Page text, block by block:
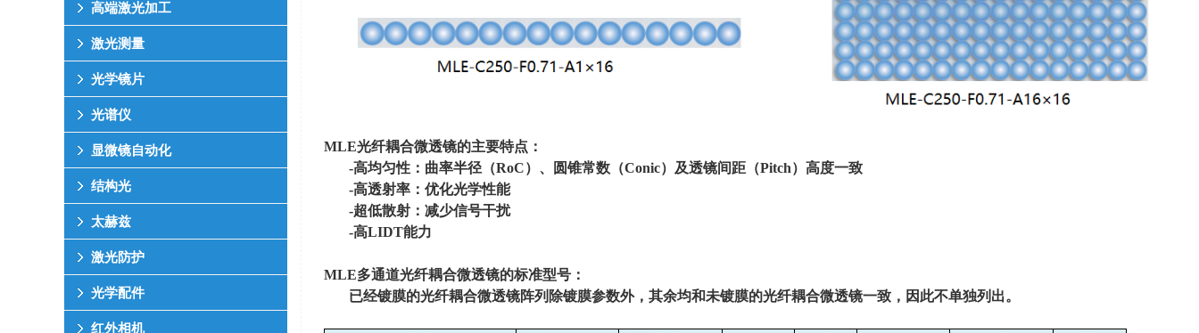
高端激光加工
激光测量
光学镜片
光谱仪
显微镜自动化
结构光
太赫兹
激光防护
光学配件
红外相机
MLE光纤耦合微透镜的主要特点：
-高均匀性：曲率半径（RoC）、圆锥常数（Conic）及透镜间距（Pitch）高度一致
-高透射率：优化光学性能
-超低散射：减少信号干扰
-高LIDT能力
MLE多通道光纤耦合微透镜的标准型号：
已经镀膜的光纤耦合微透镜阵列除镀膜参数外，其余均和未镀膜的光纤耦合微透镜一致，因此不单独列出。